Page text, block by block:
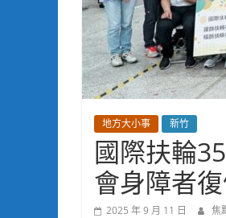
地方大小事 新竹
國際扶輪
會身障者
2025 年 9 月 11 日 焦